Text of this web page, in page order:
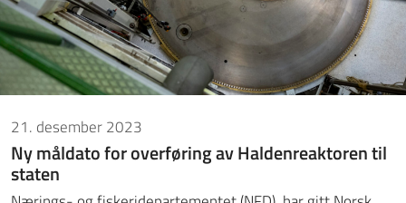
21. desember 2023
Ny måldato for overføring av Haldenreaktoren til
staten